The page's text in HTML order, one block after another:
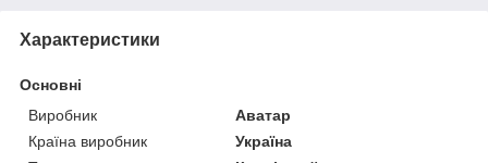
Характеристики
Основні
Виробник
Аватар
Країна виробник
Україна